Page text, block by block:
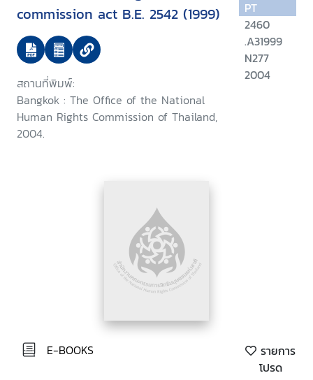
commission act B.E. 2542 (1999)
สถานที่พิมพ์:
Bangkok : The Office of the National
Human Rights Commission of Thailand,
2004.
PT
2460
.A31999
N277
2004
E-BOOKS
รายการ
โปรด